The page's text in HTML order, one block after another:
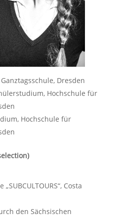
Dresden
Hochschule für
Hochschule für
Costa
den Sächsischen